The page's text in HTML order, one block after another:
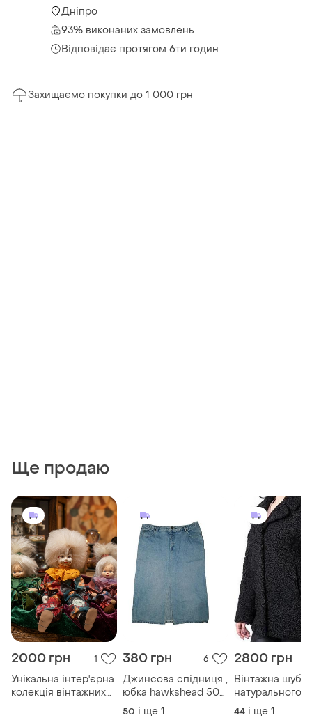
Дніпро
93% виконаних замовлень
Відповідає протягом 6ти годин
Захищаємо покупки до 1 000 грн
Ще продаю
2000 грн 1
Унікальна інтер'єрна
колекція вінтажних
380 грн 6
Джинсова спідниця ,
юбка hawkshead 50
розмір
50 і ще 1
2800 грн
Вінтажна шуба
натурального
каракулю
44 і ще 1